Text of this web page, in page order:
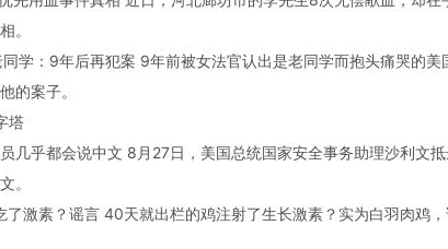
。
学：9年后再犯案 9年前被女法官认出是老同学而抱头痛哭的
的案子。
塔
几乎都会说中文 8月27日，美国总统国家安全事务助理沙利文
。
激素？谣言 40天就出栏的鸡注射了生长激素？实为白羽肉鸡